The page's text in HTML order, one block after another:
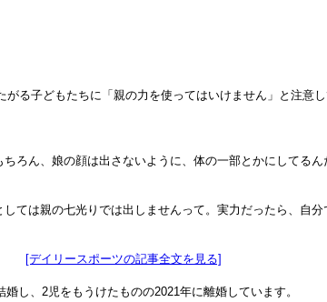
る子どもたちに「親の力を使ってはいけません」と注意し
ろん、娘の顔は出さないように、体の一部とかにしてる
ては親の七光りでは出しませんって。実力だったら、自
[デイリースポーツの記事全文を見る]
し、2児をもうけたものの2021年に離婚しています。